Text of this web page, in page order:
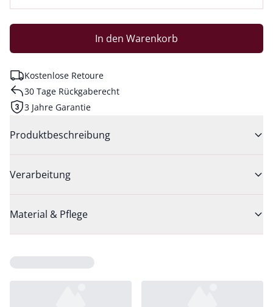
In den Warenkorb
Kostenlose Retoure
30 Tage Rückgaberecht
3 Jahre Garantie
Produktbeschreibung
Verarbeitung
Material & Pflege